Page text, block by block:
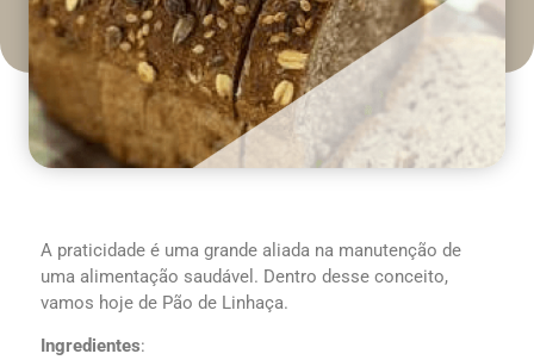
A praticidade é uma grande aliada na manutenção de
uma alimentação saudável. Dentro desse conceito,
vamos hoje de Pão de Linhaça.
Ingredientes: